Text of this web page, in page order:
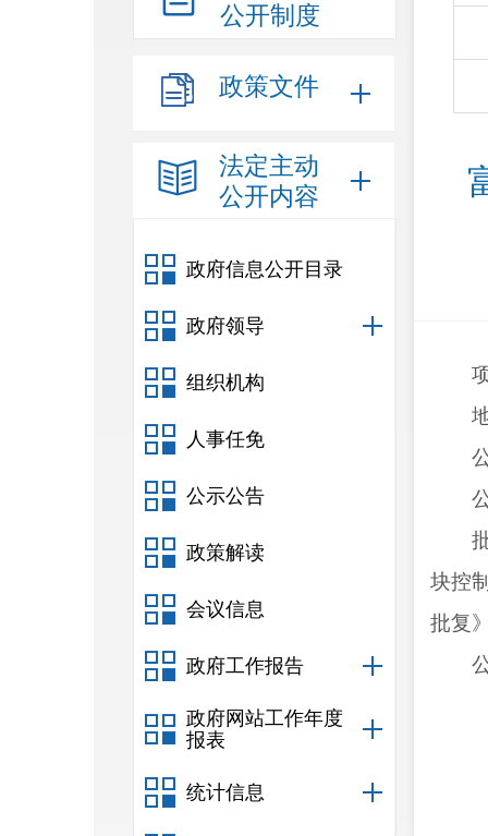
公开制度
政策文件
法定主动
公开内容
政府信息公开目录
政府领导
组织机构
人事任免
公示公告
政策解读
会议信息
政府工作报告
政府网站工作年度
报表
统计信息
块控
批复